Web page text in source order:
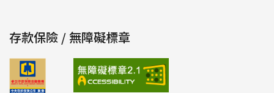
存款保險 / 無障礙標章